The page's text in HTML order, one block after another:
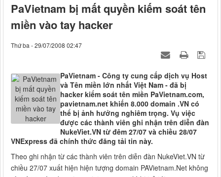
PaVietnam bị mất quyền kiếm soát tên
miền vào tay hacker
Thứ ba - 29/07/2008 02:47
PaVietnam - Công ty cung cấp dịch vụ Host
và Tên miền lớn nhất Việt Nam - đã bị
hacker kiểm soát tên miền PaVietnam.com,
pavietnam.net khiến 8.000 domain .VN có
thể bị ảnh hưởng nghiêm trọng. Vụ việc
được các thành viên ghi nhận trên diễn đàn
NukeViet.VN từ đêm 27/07 và chiều 28/07
VNExpress đã chính thức đăng tải tin này.
Theo ghi nhận từ các thành viên trên diễn đàn NukeViet.VN từ
chiều 27/07 xuất hiện hiện tượng domain PAVietnam.Net không